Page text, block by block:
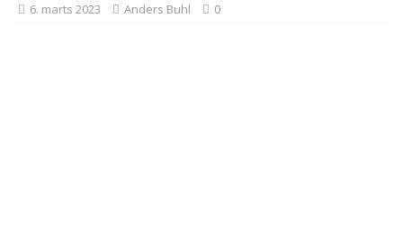
6. marts 2023 Anders Buhl 0